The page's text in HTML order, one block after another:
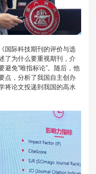
国际科技期刊的评价与选
了为什么要重视期刊，介
避免“唯指标论”。随后，他
点，分析了我国自主创办
将论文投递到我国的高水